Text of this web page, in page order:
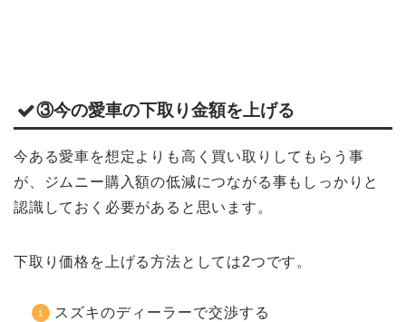
③今の愛車の下取り金額を上げる
今ある愛車を想定よりも高く買い取りしてもらう事
が、ジムニー購入額の低減につながる事もしっかりと
認識しておく必要があると思います。
下取り価格を上げる方法としては2つです。
スズキのディーラーで交渉する